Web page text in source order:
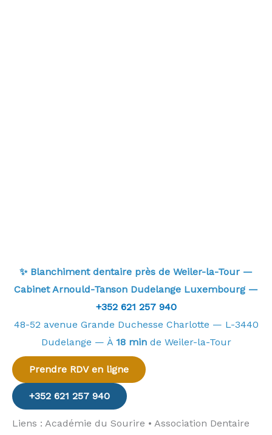
✨ Blanchiment dentaire près de Weiler-la-Tour —
Cabinet Arnould-Tanson Dudelange Luxembourg —
+352 621 257 940
48-52 avenue Grande Duchesse Charlotte — L-3440
Dudelange — À 18 minde Weiler-la-Tour
Prendre RDV en ligne
+352 621 257 940
Liens : Académie du Sourire • Association Dentaire